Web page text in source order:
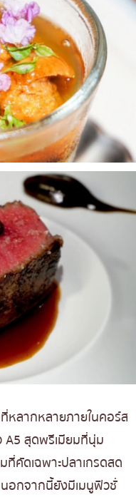
หลากหลายภายในคอร์ส
A5 สุดพรีเมียมที่นุ่ม
ที่คัดเฉพาะปลาเกรดสด
อกจากนี้ยังมีเมนูฟิวชั่